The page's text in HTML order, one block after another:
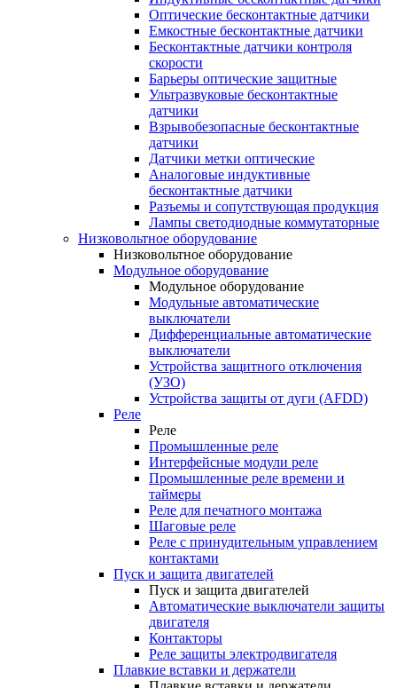
Оптические бесконтактные датчики
Емкостные бесконтактные датчики
Бесконтактные датчики контроля
скорости
Барьеры оптические защитные
Ультразвуковые бесконтактные
датчики
Взрывобезопасные бесконтактные
датчики
Датчики метки оптические
Аналоговые индуктивные
бесконтактные датчики
Разъемы и сопутствующая продукция
Лампы светодиодные коммутаторные
Низковольтное оборудование
Низковольтное оборудование
Модульное оборудование
Модульное оборудование
Модульные автоматические
выключатели
Дифференциальные автоматические
выключатели
Устройства защитного отключения
(УЗО)
Устройства защиты от дуги (AFDD)
Реле
Реле
Промышленные реле
Интерфейсные модули реле
Промышленные реле времени и
таймеры
Реле для печатного монтажа
Шаговые реле
Реле с принудительным управлением
контактами
Пуск и защита двигателей
Пуск и защита двигателей
Автоматические выключатели защиты
двигателя
Контакторы
Реле защиты электродвигателя
Плавкие вставки и держатели